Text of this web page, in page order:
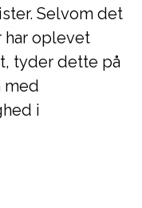
Selvom det
har oplevet
tyder dette på
med
i